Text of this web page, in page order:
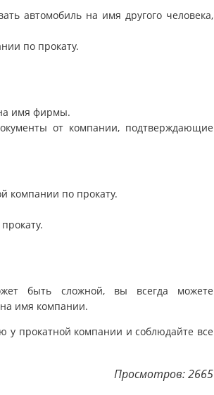
автомобиль на имя другого человека,
по прокату.
имя фирмы.
от компании, подтверждающие
компании по прокату.
быть сложной, вы всегда можете
имя компании.
у прокатной компании и соблюдайте все
Просмотров: 2665